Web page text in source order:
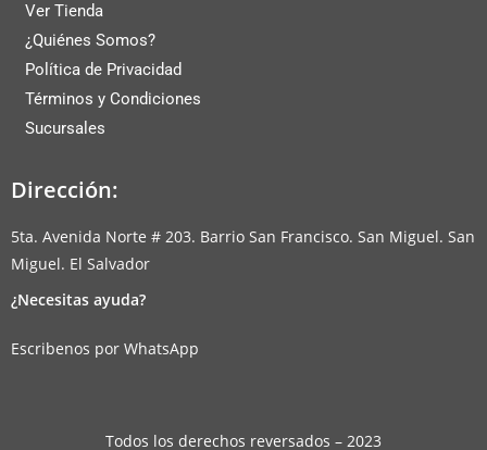
Ver Tienda
¿Quiénes Somos?
Política de Privacidad
Términos y Condiciones
Sucursales
Dirección:
5ta. Avenida Norte # 203. Barrio San Francisco. San Miguel. San
Miguel. El Salvador
¿Necesitas ayuda?
Escribenos por WhatsApp
Todos los derechos reversados – 2023